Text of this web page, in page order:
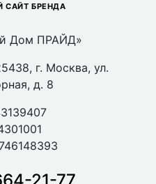
САЙТ БРЕНДА
Дом ПРАЙД»
г. Москва, ул.
д. 8
21-77